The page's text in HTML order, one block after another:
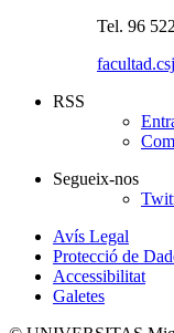
Tel. 96
RSS
Segueix-nos
Avís Legal
Protecció de
Accessibilitat
Galetes